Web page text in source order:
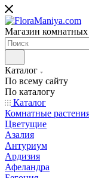
Магазин комнатных
Каталог
По всему сайту
По каталогу
Каталог
Комнатные
Цветущие
Азалия
Антуриум
Ардизия
Афеландра